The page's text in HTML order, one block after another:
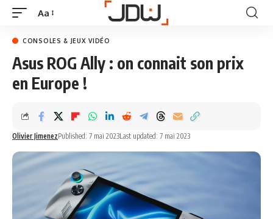
Aa
CONSOLES & JEUX VIDÉO
Asus ROG Ally : on connait son prix
en Europe !
Olivier JimenezPublished: 7 mai 2023Last updated: 7 mai 2023